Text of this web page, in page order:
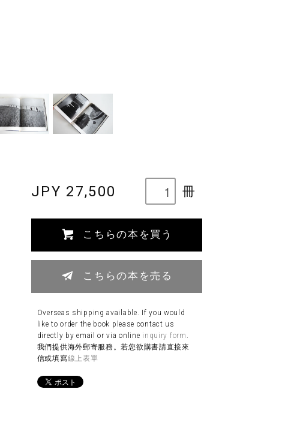
JPY 27,500 冊
こちらの本を買う
こちらの本を売る
Overseas shipping available. If you would
like to order the book please contact us
directly by email or via online inquiry form .
我們提供海外郵寄服務。若您欲購書請直接來
信或填寫線上表單